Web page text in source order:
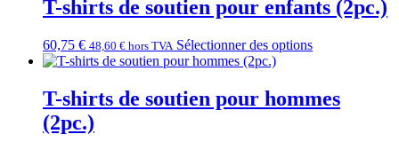
T-shirts de soutien pour enfants (2pc.)
60,75 € 48,60 € hors TVA Sélectionner des options
T-shirts de soutien pour hommes
(2pc.)